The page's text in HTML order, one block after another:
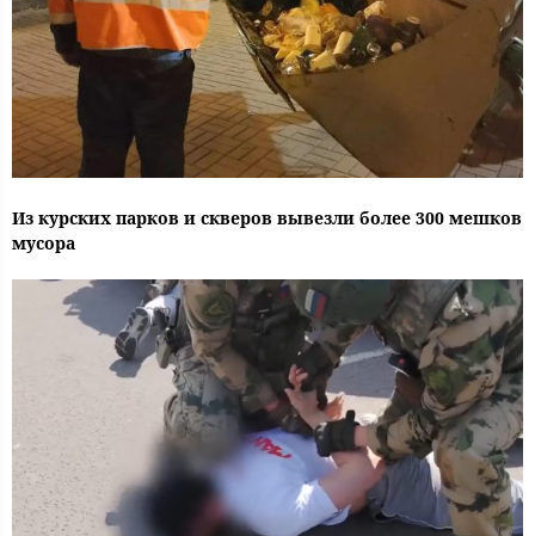
Из курских парков и скверов вывезли более 300 мешков
мусора